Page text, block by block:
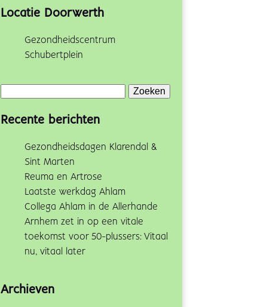
Locatie Doorwerth
Gezondheidscentrum
Schubertplein
Recente berichten
Gezondheidsdagen Klarendal &
Sint Marten
Reuma en Artrose
Laatste werkdag Ahlam
Collega Ahlam in de Allerhande
Arnhem zet in op een vitale
toekomst voor 50-plussers: Vitaal
nu, vitaal later
Archieven